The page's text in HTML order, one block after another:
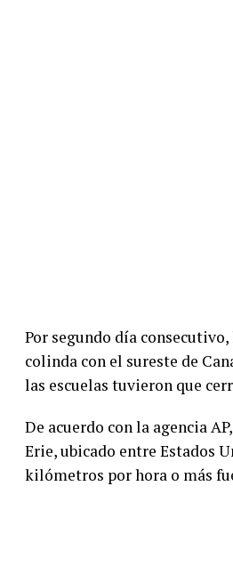
Por segundo día
colinda con el sureste de
las escuelas tuvieron que
De acuerdo con la agencia
Erie, ubicado entre Estados
kilómetros por hora o más